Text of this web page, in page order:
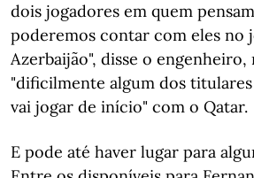
dois jogadores em quem
poderemos contar com eles no
Azerbaijão", disse o engenheiro,
"dificilmente algum dos
vai jogar de início" com o Qatar.
E pode até haver lugar para